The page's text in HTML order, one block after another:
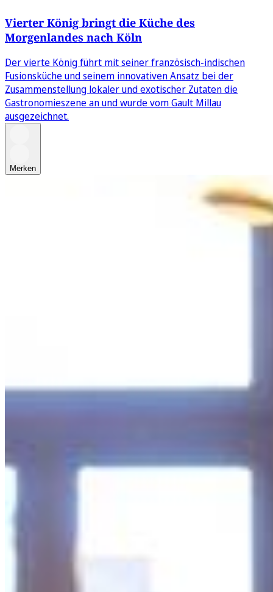
Vierter König bringt die Küche des
Morgenlandes nach Köln
Der vierte König führt mit seiner französisch-indischen
Fusionsküche und seinem innovativen Ansatz bei der
Zusammenstellung lokaler und exotischer Zutaten die
Gastronomieszene an und wurde vom Gault Millau
ausgezeichnet.
Merken